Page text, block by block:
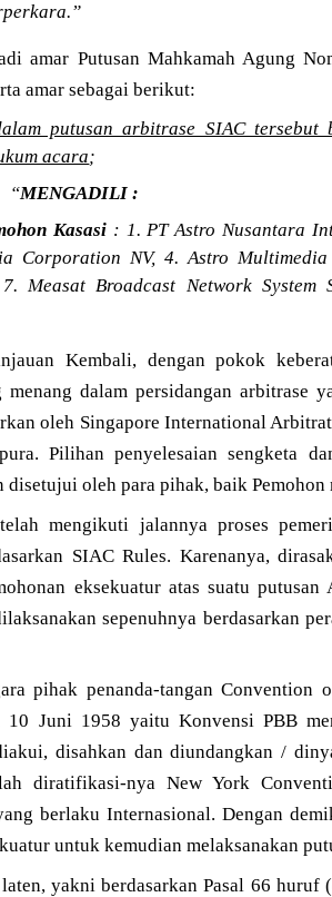
amar Putusan Mahkamah Agung
amar sebagai berikut:
putusan arbitrase SIAC tersebut
acara;
“MENGADILI :
Kasasi: 1. PT Astro Nusantara
Corporation NV, 4. Astro Multimedia
Measat Broadcast Network System
Kembali, dengan pokok
dalam persidangan arbitrase
oleh Singapore International
Pilihan penyelesaian sengketa
oleh para pihak, baik Pemohon
mengikuti jalannya proses
SIAC Rules. Karenanya,
eksekuatur atas suatu putusan
sepenuhnya berdasarkan
pihak penanda-tangan Convention
Juni 1958 yaitu Konvensi PBB
disahkan dan diundangkan /
diratifikasi-nya New York
berlaku Internasional. Dengan
untuk kemudian melaksanakan
yakni berdasarkan Pasal 66 huruf